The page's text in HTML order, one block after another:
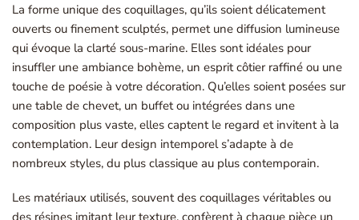
La forme unique des coquillages, qu’ils soient délicatement
ouverts ou finement sculptés, permet une diffusion lumineuse
qui évoque la clarté sous-marine. Elles sont idéales pour
insuffler une ambiance bohème, un esprit côtier raffiné ou une
touche de poésie à votre décoration. Qu’elles soient posées sur
une table de chevet, un buffet ou intégrées dans une
composition plus vaste, elles captent le regard et invitent à la
contemplation. Leur design intemporel s’adapte à de
nombreux styles, du plus classique au plus contemporain.
Les matériaux utilisés, souvent des coquillages véritables ou